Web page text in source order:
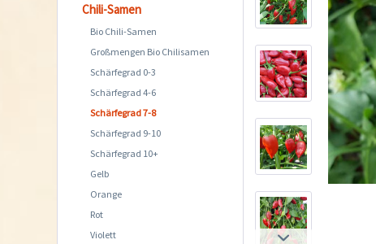
Chili-Samen
Bio Chili-Samen
Großmengen Bio Chilisamen
Schärfegrad 0-3
Schärfegrad 4-6
Schärfegrad 7-8
Schärfegrad 9-10
Schärfegrad 10+
Gelb
Orange
Rot
Violett